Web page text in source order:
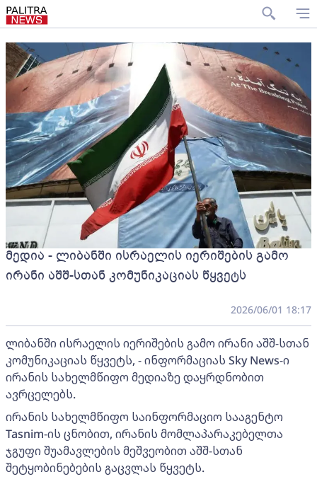
მედია - ლიბანში ისრაელის იერიშების გამო
ირანი აშშ-სთან კომუნიკაციას წყვეტს
2026/06/01 18:17
ლიბანში ისრაელის იერიშების გამო ირანი აშშ-სთან
კომუნიკაციას წყვეტს, - ინფორმაციას Sky News-ი
ირანის სახელმწიფო მედიაზე დაყრდნობით
ავრცელებს.
ირანის სახელმწიფო საინფორმაციო სააგენტო
Tasnim-ის ცნობით, ირანის მომლაპარაკებელთა
ჯგუფი შუამავლების მეშვეობით აშშ-სთან
შეტყობინებების გაცვლას წყვეტს.